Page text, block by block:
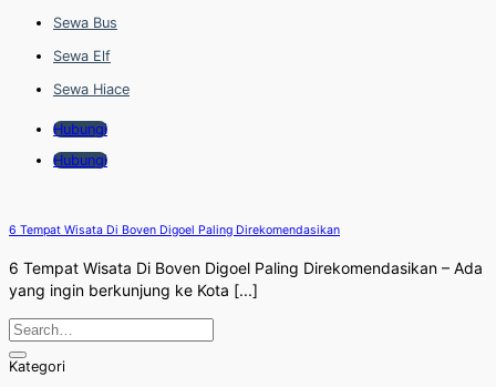
Sewa Bus
Sewa Elf
Sewa Hiace
Hubungi
Hubungi
6 Tempat Wisata Di Boven Digoel Paling Direkomendasikan
6 Tempat Wisata Di Boven Digoel Paling Direkomendasikan – Ada
yang ingin berkunjung ke Kota [...]
Kategori